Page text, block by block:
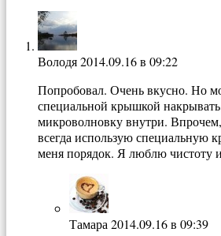
Володя2014.09.16 в 09:22
Попробовал. Очень вкусно. Но
специальной крышкой
микроволновку внутри.
всегда использую специальную
меня порядок. Я люблю чистоту
Тамара2014.09.16 в 09:39